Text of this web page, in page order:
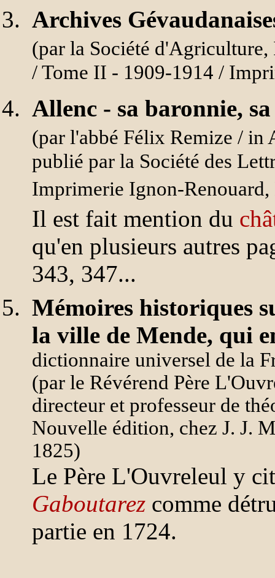
Archives
(par la Société d'Agriculture,
/ Tome II - 1909-1914 /
Allenc - sa baronnie,
(par l'abbé Félix Remize / in
publié par la Société des
Imprimerie Ignon-
Il est fait mention du
qu'en plusieurs autres
343, 347...
Mémoires historiques
la ville de Mende, qui
dictionnaire universel de la
(par le Révérend Père
directeur et professeur de
Nouvelle édition, chez J. J.
1825)
Le Père L'Ouvreleul y
Gaboutarez comme
partie en 1724.